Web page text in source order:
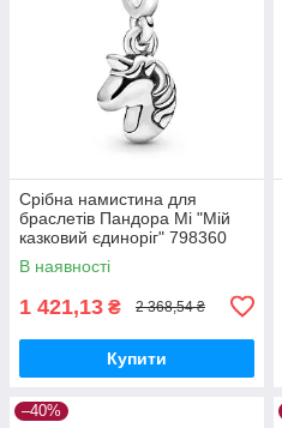
Срібна намистина для
браслетів Пандора Мі "Мій
казковий єдиноріг" 798360
MasterSem
В наявності
1 421,13 ₴ 2 368,54 ₴
Купити
–40%